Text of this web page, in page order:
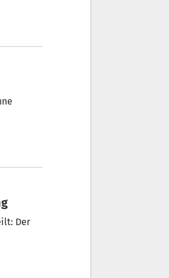
Der